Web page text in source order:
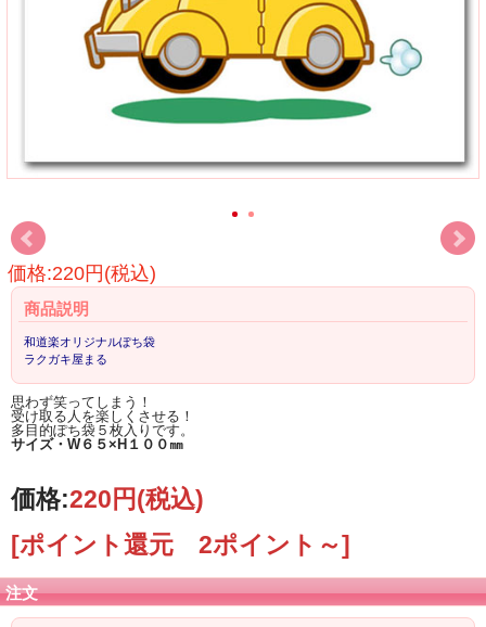
価格:220円(税込)
商品説明
和道楽オリジナルぽち袋
ラクガキ屋まる
思わず笑ってしまう！
受け取る人を楽しくさせる！
多目的ぽち袋５枚入りです。
サイズ・W６５×H１００㎜
価格:220円(税込)
[ポイント還元 2ポイント～]
注文